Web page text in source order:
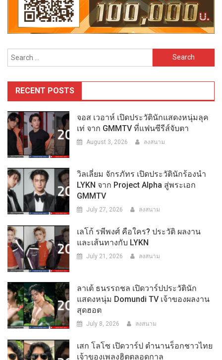
Search
for:
RECENT POSTS
จอส เวอาห์ เปิดประวัตินักแสดงหนุ่มลุค
เท่ จาก GMMTV ที่แฟนซีรีส์จับตา
August 3, 2026 ลงสนาม
วิลเลี่ยม จักรภัทร เปิดประวัตินักร้องนำ
LYKN จาก Project Alpha สู่พระเอก
GMMTV
July 27, 2026 ลงสนาม
เลโก้ รพีพงศ์ คือใคร? ประวัติ ผลงาน
และเส้นทางกับ LYKN
July 21, 2026 ลงสนาม
ลาเต้ ธนรรถชล เปิดวาร์ปประวัตินัก
แสดงหนุ่ม Domundi TV เจ้าของผลงาน
สุดฮอต
July 8, 2026 ลงสนาม
เสก โลโซ เปิดวาร์ป ตำนานร็อกชาวไทย
เจ้าของเพลงฮิตตลอดกาล